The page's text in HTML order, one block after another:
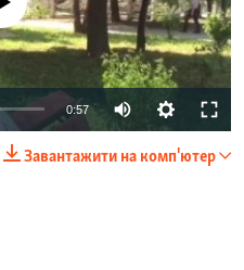
0:57
Завантажити на комп'ютер